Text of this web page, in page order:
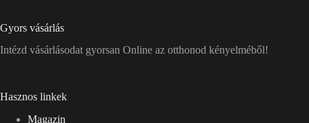
Gyors vásárlás
Intézd vásárlásodat gyorsan Online az otthonod kényelméből!
Hasznos linkek
Magazin